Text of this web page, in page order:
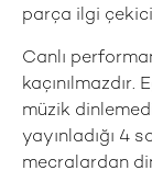
parça ilgi
Canlı
müzik
yayınladığı 4
mecralardan